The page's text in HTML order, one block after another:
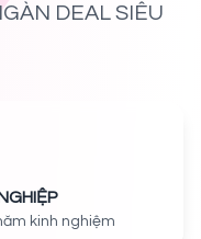
DEAL SIÊU
kinh nghiệm